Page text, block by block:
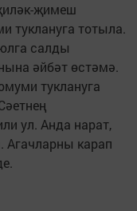
җимеш
туклануга тотыла.
салды
әйбәт өстәмә.
туклануга
ул. Анда нарат,
Агачларны карап